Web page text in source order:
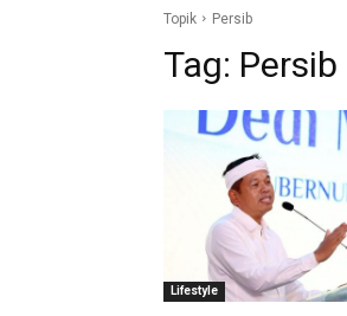
Topik Persib
Tag: Persib
Lifestyle